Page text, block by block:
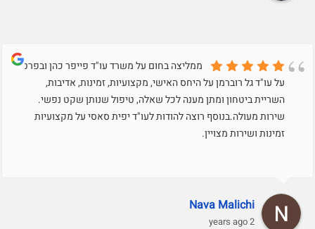
ממליצה בחום על משרד עו"ד פייפר כהן ובפרט
על עו"ד גל רוברמן על היחס האישי, מקצועיות, זמינות, אדיבות,
השריית ביטחון ומתן מענה לכל שאלה, טיפול שנותן שקט נפשי.
שירות מעולה.בנוסף רוצה להודות לעו"ד יפית סאסי על מקצועיות
זמינות ושירות מצויין.
Nava Malichi
2 years ago